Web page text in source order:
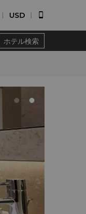
USD
ホテル検索